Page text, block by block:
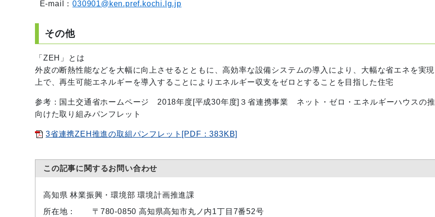
E-mail：030901@ken.pref.kochi.lg.jp
その他
「ZEH」とは
外皮の断熱性能などを大幅に向上させるとともに、高効率な設備システムの導入により、大幅な省エネを実現
上で、再生可能エネルギーを導入することによりエネルギー収支をゼロとすることを目指した住宅
参考：国土交通省ホームページ 2018年度[平成30年度]３省連携事業 ネット・ゼロ・エネルギーハウスの推
向けた取り組みパンフレット
3省連携ZEH推進の取組パンフレット[PDF：383KB]
この記事に関するお問い合わせ
高知県 林業振興・環境部 環境計画推進課
所在地：
〒780-0850 高知県高知市丸ノ内1丁目7番52号